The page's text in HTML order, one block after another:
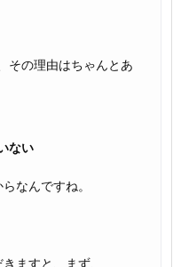
その理由はちゃんとあ
ない
なんですね。
ますと、まず、